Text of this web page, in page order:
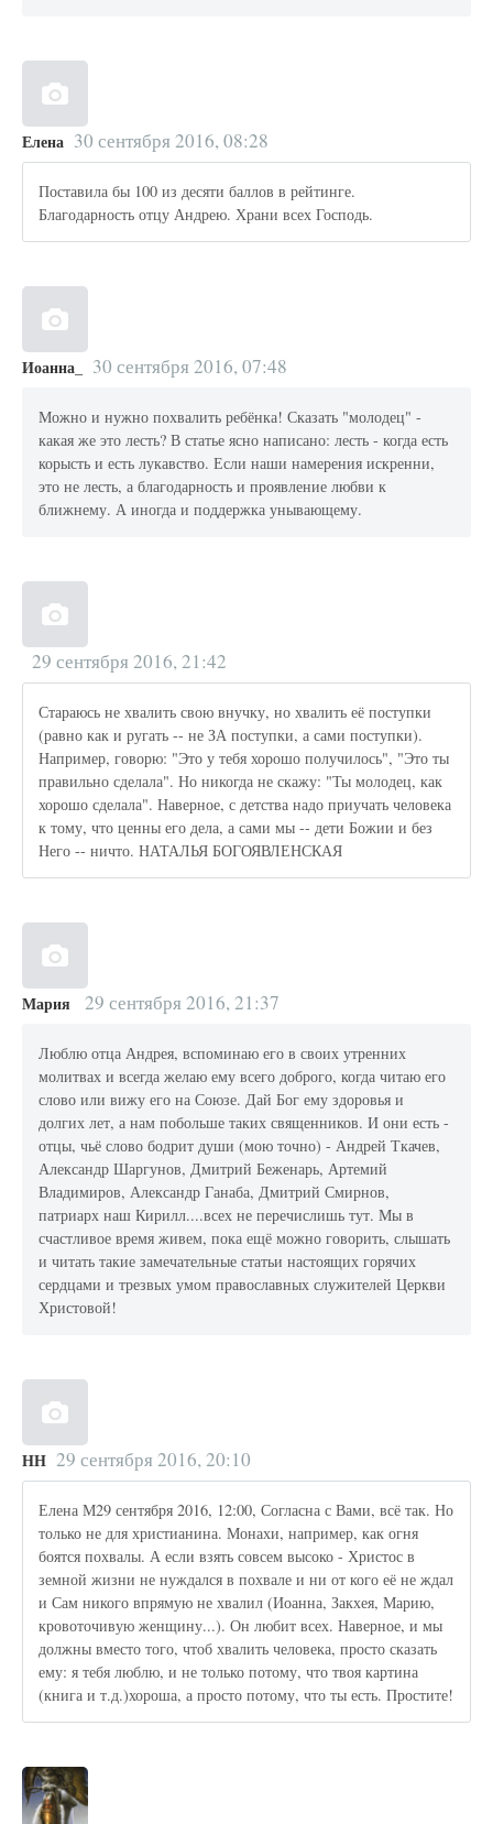
Елена 30 сентября 2016, 08:28
Поставила бы 100 из десяти баллов в рейтинге.
Благодарность отцу Андрею. Храни всех Господь.
Иоанна_ 30 сентября 2016, 07:48
Можно и нужно похвалить ребёнка! Сказать "молодец" -
какая же это лесть? В статье ясно написано: лесть - когда есть
корысть и есть лукавство. Если наши намерения искренни,
это не лесть, а благодарность и проявление любви к
ближнему. А иногда и поддержка унывающему.
29 сентября 2016, 21:42
Стараюсь не хвалить свою внучку, но хвалить её поступки
(равно как и ругать -- не ЗА поступки, а сами поступки).
Например, говорю: "Это у тебя хорошо получилось", "Это ты
правильно сделала". Но никогда не скажу: "Ты молодец, как
хорошо сделала". Наверное, с детства надо приучать человека
к тому, что ценны его дела, а сами мы -- дети Божии и без
Него -- ничто. НАТАЛЬЯ БОГОЯВЛЕНСКАЯ
Мария 29 сентября 2016, 21:37
Люблю отца Андрея, вспоминаю его в своих утренних
молитвах и всегда желаю ему всего доброго, когда читаю его
слово или вижу его на Союзе. Дай Бог ему здоровья и
долгих лет, а нам побольше таких священников. И они есть -
отцы, чьё слово бодрит души (мою точно) - Андрей Ткачев,
Александр Шаргунов, Дмитрий Беженарь, Артемий
Владимиров, Александр Ганаба, Дмитрий Смирнов,
патриарх наш Кирилл....всех не перечислишь тут. Мы в
счастливое время живем, пока ещё можно говорить, слышать
и читать такие замечательные статьи настоящих горячих
сердцами и трезвых умом православных служителей Церкви
Христовой!
НН 29 сентября 2016, 20:10
Елена М29 сентября 2016, 12:00, Согласна с Вами, всё так. Но
только не для христианина. Монахи, например, как огня
боятся похвалы. А если взять совсем высоко - Христос в
земной жизни не нуждался в похвале и ни от кого её не ждал
и Сам никого впрямую не хвалил (Иоанна, Закхея, Марию,
кровоточивую женщину...). Он любит всех. Наверное, и мы
должны вместо того, чтоб хвалить человека, просто сказать
ему: я тебя люблю, и не только потому, что твоя картина
(книга и т.д.)хороша, а просто потому, что ты есть. Простите!